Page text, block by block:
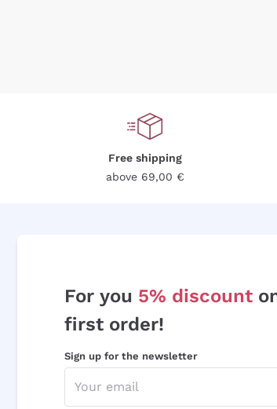
Free shipping
above 69,00 €
For you 5% discount
first order!
Sign up for the newsletter